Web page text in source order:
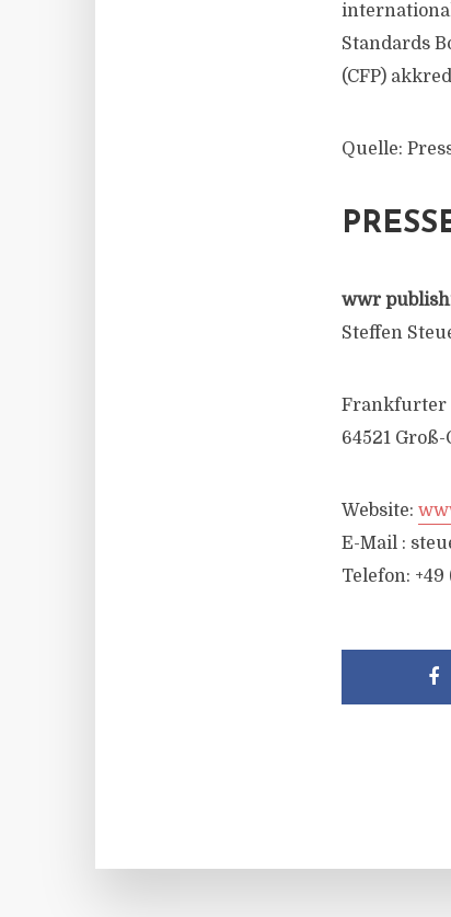
Standards
(CFP)
Quelle:
wwr
Steffen
Frankfurter
64521
Website:
E-Mail :
Telefon: +49